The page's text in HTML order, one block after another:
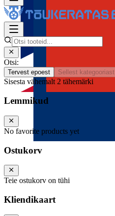
Otsi:
Tervest epoest Sellest kategooriast
Sisesta vähemalt 2 tähemärki
Lemmikud
No favorite products yet
Ostukorv
Teie ostukorv on tühi
Kliendikaart